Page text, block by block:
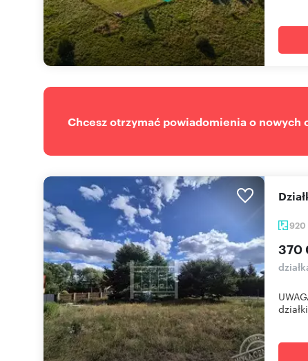
Chcesz otrzymać powiadomienia o
920
370